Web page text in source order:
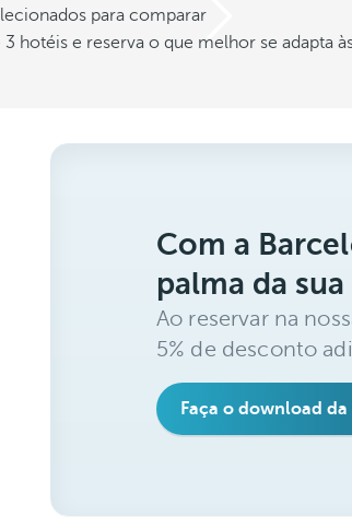
para comparar
hotéis e reserva o que melhor se adapta
Com a
palma da
Ao reservar na
5% de desconto
Faça o download da